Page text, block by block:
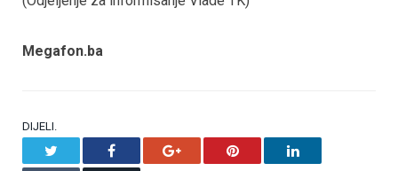
Megafon.ba
DIJELI.
Facebook Google+ Pinterest LinkedIn